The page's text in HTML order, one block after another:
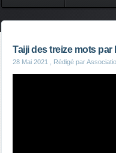
Taiji des treize mots par
28 Mai 2021 , Rédigé par